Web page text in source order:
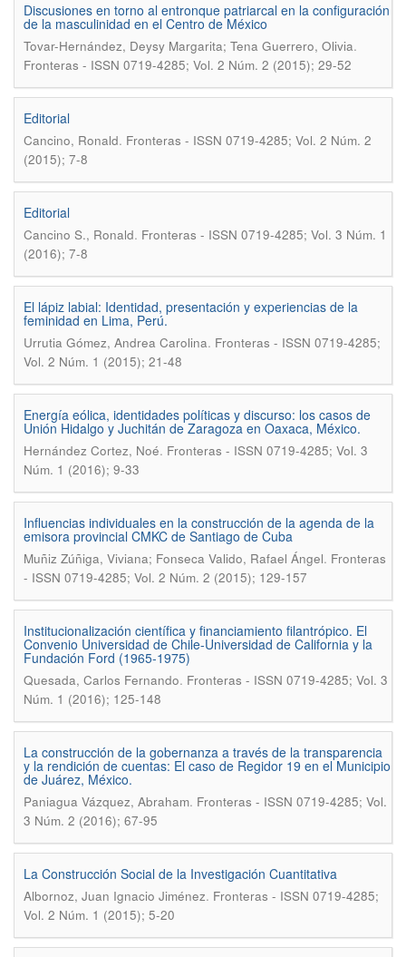
Discusiones en torno al entronque patriarcal en la configuración
de la masculinidad en el Centro de México
Tovar-Hernández, Deysy Margarita; Tena Guerrero, Olivia.
Fronteras - ISSN 0719-4285; Vol. 2 Núm. 2 (2015); 29-52
Editorial
Cancino, Ronald. Fronteras - ISSN 0719-4285; Vol. 2 Núm. 2
(2015); 7-8
Editorial
Cancino S., Ronald. Fronteras - ISSN 0719-4285; Vol. 3 Núm. 1
(2016); 7-8
El lápiz labial: Identidad, presentación y experiencias de la
feminidad en Lima, Perú.
Urrutia Gómez, Andrea Carolina. Fronteras - ISSN 0719-4285;
Vol. 2 Núm. 1 (2015); 21-48
Energía eólica, identidades políticas y discurso: los casos de
Unión Hidalgo y Juchitán de Zaragoza en Oaxaca, México.
Hernández Cortez, Noé. Fronteras - ISSN 0719-4285; Vol. 3
Núm. 1 (2016); 9-33
Influencias individuales en la construcción de la agenda de la
emisora provincial CMKC de Santiago de Cuba
Muñiz Zúñiga, Viviana; Fonseca Valido, Rafael Ángel. Fronteras
- ISSN 0719-4285; Vol. 2 Núm. 2 (2015); 129-157
Institucionalización científica y financiamiento filantrópico. El
Convenio Universidad de Chile-Universidad de California y la
Fundación Ford (1965-1975)
Quesada, Carlos Fernando. Fronteras - ISSN 0719-4285; Vol. 3
Núm. 1 (2016); 125-148
La construcción de la gobernanza a través de la transparencia
y la rendición de cuentas: El caso de Regidor 19 en el Municipio
de Juárez, México.
Paniagua Vázquez, Abraham. Fronteras - ISSN 0719-4285; Vol.
3 Núm. 2 (2016); 67-95
La Construcción Social de la Investigación Cuantitativa
Albornoz, Juan Ignacio Jiménez. Fronteras - ISSN 0719-4285;
Vol. 2 Núm. 1 (2015); 5-20